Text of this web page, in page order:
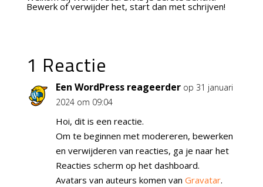
Bewerk of verwijder het, start dan met schrijven!
1 Reactie
Een WordPress reageerder op 31 januari
2024 om 09:04
Hoi, dit is een reactie.
Om te beginnen met modereren, bewerken
en verwijderen van reacties, ga je naar het
Reacties scherm op het dashboard.
Avatars van auteurs komen van Gravatar.